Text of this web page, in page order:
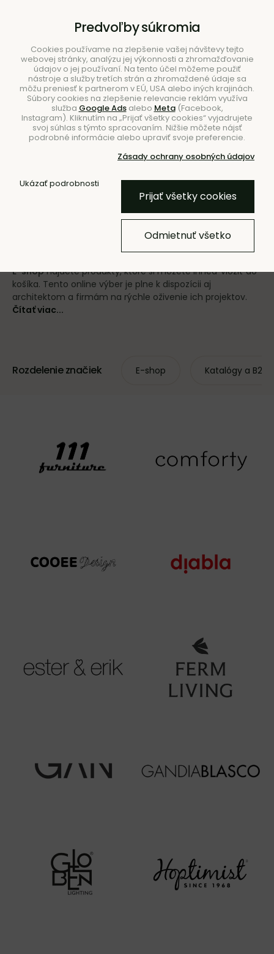
Hľadať
Úvod Značky
E-shopnájdete produkty, ktoré si môžete ihneď vložiť do
košíka. Tento online výber je plne k dispozícii aj
architektom a firmám na rýchle oživenie ich projektov.
Čítať viac...
Rozdelenie značiek E-shop Katalógy a B2B
Predvoľby súkromia
Cookies používame na zlepšenie vašej návštevy tejto
webovej stránky, analýzu jej výkonnosti a zhromažďovanie
údajov o jej používaní. Na tento účel môžeme použiť
nástroje a služby tretích strán a zhromaždené údaje sa
môžu preniesť k partnerom v EÚ, USA alebo iných krajinách.
Súbory cookies na zlepšenie relevancie reklám využíva
služba Google Adsalebo Meta(Facebook,
Instagram). Kliknutím na „Prijať všetky cookies“ vyjadrujete
svoj súhlas s týmto spracovaním. Nižšie môžete nájsť
podrobné informácie alebo upraviť svoje preferencie.
Zásady ochrany osobných údajov
Ukázať podrobnosti
Prijať všetky cookies
Odmietnuť všetko